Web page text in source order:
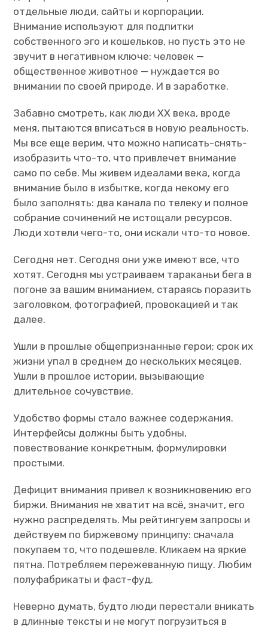
отдельные люди, сайты и корпорации.
Внимание используют для подпитки
собственного эго и кошельков, но пусть это не
звучит в негативном ключе: человек —
общественное животное — нуждается во
внимании по своей природе. И в заработке.
Забавно смотреть, как людиXX века, вроде
меня, пытаются вписаться в новую реальность.
Мы все еще верим, что можно написать-снять-
изобразить что-то, что привлечет внимание
само по себе. Мы живем идеалами века, когда
внимание было в избытке, когда некому его
было заполнять: два канала по телеку и полное
собрание сочинений не истощали ресурсов.
Люди хотели чего-то, они искали что-то новое.
Сегодня нет. Сегодня они уже имеют все, что
хотят. Сегодня мы устраиваем тараканьи бега в
погоне за вашим вниманием, стараясь поразить
заголовком, фотографией, провокацией и так
далее.
Ушли в прошлые общепризнанные герои; срок их
жизни упал в среднем до нескольких месяцев.
Ушли в прошлое истории, вызывающие
длительное сочувствие.
Удобство формы стало важнее содержания.
Интерфейсы должны быть удобны,
повествование конкретным, формулировки
простыми.
Дефицит внимания привел к возникновению его
биржи. Внимания не хватит на всё, значит, его
нужно распределять. Мы рейтингуем запросы и
действуем по биржевому принципу: сначала
покупаем то, что подешевле. Кликаем на яркие
пятна. Потребляем пережеванную пищу. Любим
полуфабрикаты и фаст-фуд.
Неверно думать, будто люди перестали вникать
в длинные тексты и не могут погрузиться в